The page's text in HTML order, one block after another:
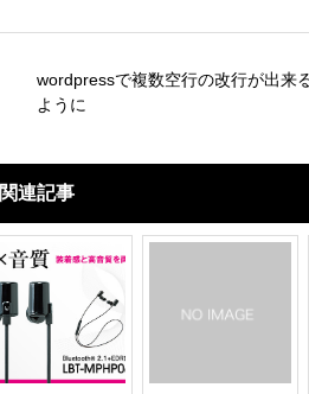
o
k
k
wordpressで複数空行の改行が出来
ように
関連記事